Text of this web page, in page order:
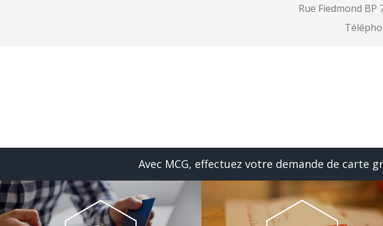
Rue Fiedmond BP
Avec MCG, effectuez votre demande de